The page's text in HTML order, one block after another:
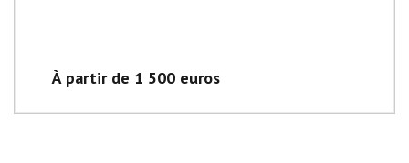
À partir de 1 500 euros